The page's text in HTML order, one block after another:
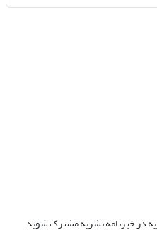
در خبرنامه نشریه مشترک شوید.